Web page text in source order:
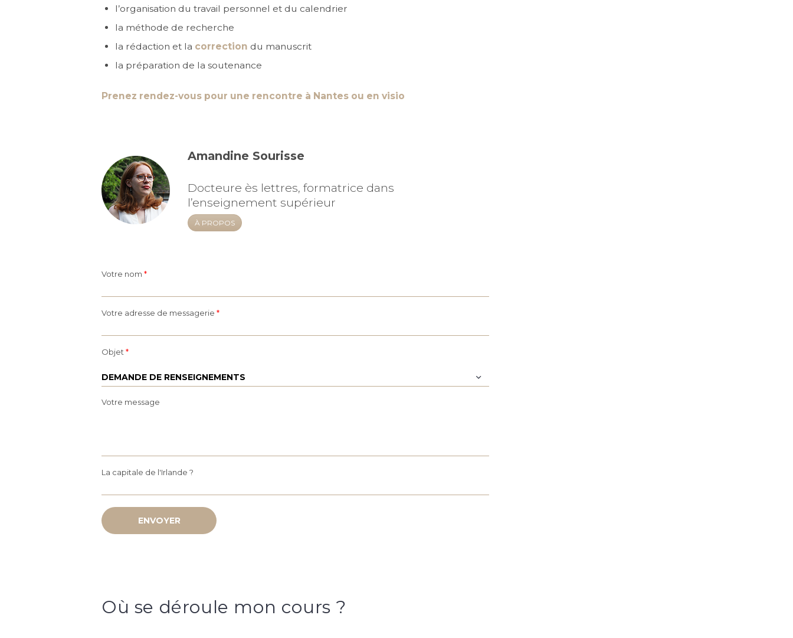
l’organisation du travail personnel et du calendrier
la méthode de recherche
la rédaction et la correction du manuscrit
la préparation de la soutenance
Prenez rendez-vous pour une rencontre à Nantes ou en visio
Amandine Sourisse
Docteure ès lettres, formatrice dans
l’enseignement supérieur
À PROPOS
Votre nom *
Votre adresse de messagerie *
Objet *
Votre message
La capitale de l'Irlande ?
Où se déroule mon cours ?